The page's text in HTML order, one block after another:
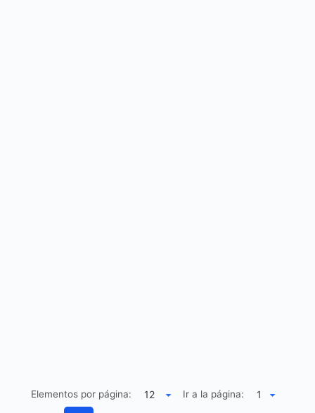
Elementos por página: Ir a la página: